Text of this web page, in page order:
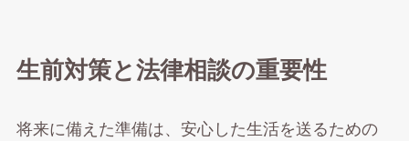
生前対策と法律相談の重要性
将来に備えた準備は、安心した生活を送るための